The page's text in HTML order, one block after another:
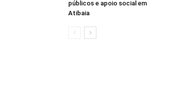
públicos e apoio social em
Atibaia